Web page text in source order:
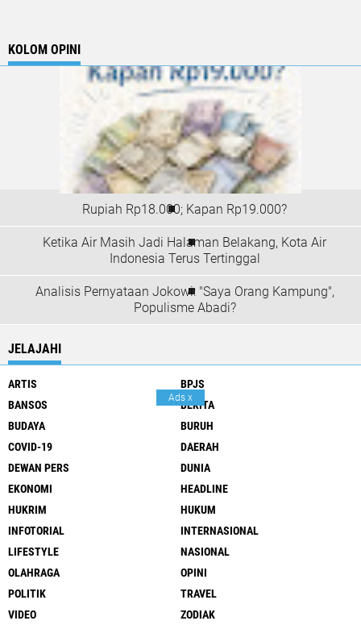
KOLOM OPINI
Rupiah Rp18.000; Kapan Rp19.000?
Ketika Air Masih Jadi Halaman Belakang, Kota Air
Indonesia Terus Tertinggal
Analisis Pernyataan Jokowi: "Saya Orang Kampung",
Populisme Abadi?
JELAJAHI
ARTIS
BPJS
BANSOS
BERITA
BUDAYA
BURUH
COVID-19
DAERAH
DEWAN PERS
DUNIA
EKONOMI
HEADLINE
HUKRIM
HUKUM
INFOTORIAL
INTERNASIONAL
LIFESTYLE
NASIONAL
OLAHRAGA
OPINI
POLITIK
TRAVEL
VIDEO
ZODIAK
Ads x